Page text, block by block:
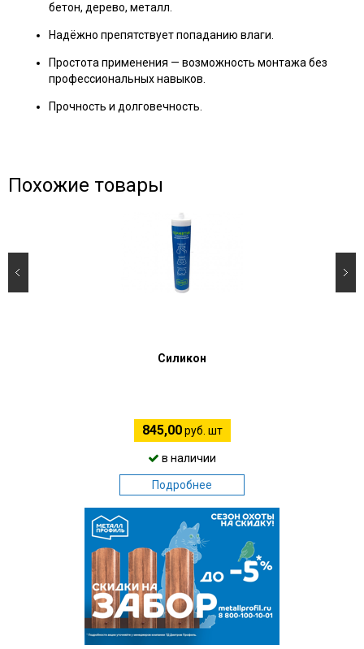
бетон, дерево, металл.
Надёжно препятствует попаданию влаги.
Простота применения — возможность монтажа без
профессиональных навыков.
Прочность и долговечность.
Похожие товары
Силикон
845,00руб. шт
в наличии
Подробнее